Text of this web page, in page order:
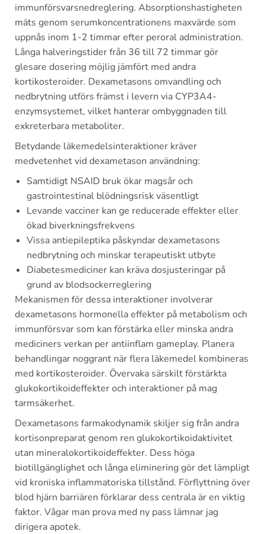
immunförsvarsnedreglering. Absorptionshastigheten
mäts genom serumkoncentrationens maxvärde som
uppnås inom 1-2 timmar efter peroral administration.
Långa halveringstider från 36 till 72 timmar gör
glesare dosering möjlig jämfört med andra
kortikosteroider. Dexametasons omvandling och
nedbrytning utförs främst i levern via CYP3A4-
enzymsystemet, vilket hanterar ombyggnaden till
exkreterbara metaboliter.
Betydande läkemedelsinteraktioner kräver
medvetenhet vid dexametason användning:
Samtidigt NSAID bruk ökar magsår och
gastrointestinal blödningsrisk väsentligt
Levande vacciner kan ge reducerade effekter eller
ökad biverkningsfrekvens
Vissa antiepileptika påskyndar dexametasons
nedbrytning och minskar terapeutiskt utbyte
Diabetesmediciner kan kräva dosjusteringar på
grund av blodsockerreglering
Mekanismen för dessa interaktioner involverar
dexametasons hormonella effekter på metabolism och
immunförsvar som kan förstärka eller minska andra
mediciners verkan per antiinflam gameplay. Planera
behandlingar noggrant när flera läkemedel kombineras
med kortikosteroider. Övervaka särskilt förstärkta
glukokortikoideffekter och interaktioner på mag
tarmsäkerhet.
Dexametasons farmakodynamik skiljer sig från andra
kortisonpreparat genom ren glukokortikoidaktivitet
utan mineralokortikoideffekter. Dess höga
biotillgänglighet och långa eliminering gör det lämpligt
vid kroniska inflammatoriska tillstånd. Förflyttning över
blod hjärn barriären förklarar dess centrala är en viktig
faktor. Vågar man prova med ny pass lämnar jag
dirigera apotek.